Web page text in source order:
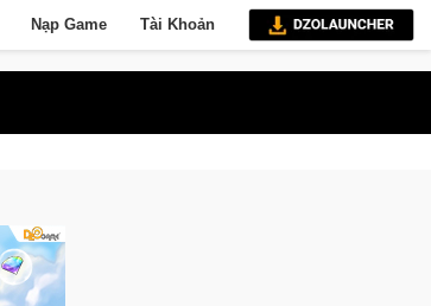
Nạp Game Tài Khoản